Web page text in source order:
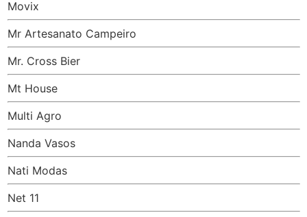
Movix
Mr Artesanato Campeiro
Mr. Cross Bier
Mt House
Multi Agro
Nanda Vasos
Nati Modas
Net 11